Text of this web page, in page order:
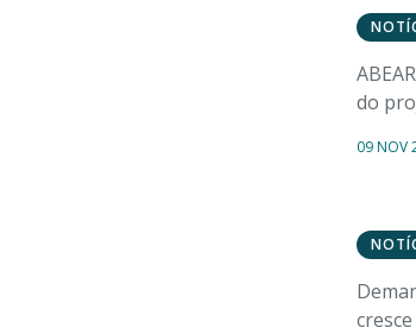
do
09 NOV